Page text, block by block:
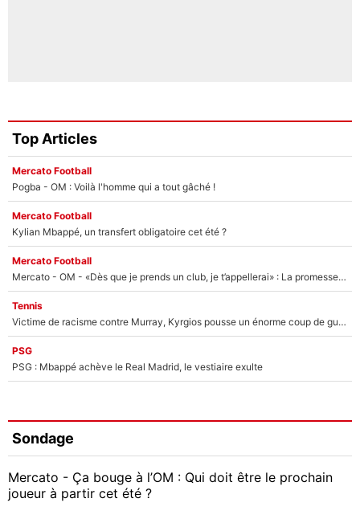
Top Articles
Mercato Football
Pogba - OM : Voilà l'homme qui a tout gâché !
Mercato Football
Kylian Mbappé, un transfert obligatoire cet été ?
Mercato Football
Mercato - OM - «Dès que je prends un club, je t’appellerai» : La promesse de Marcelino au moment de claquer la porte
Tennis
Victime de racisme contre Murray, Kyrgios pousse un énorme coup de gueule !
PSG
PSG : Mbappé achève le Real Madrid, le vestiaire exulte
Sondage
Mercato - Ça bouge à l’OM : Qui doit être le prochain
joueur à partir cet été ?